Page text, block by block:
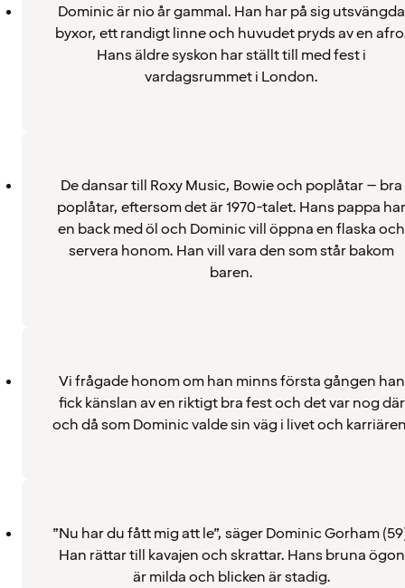
Dominic är nio år gammal. Han har på sig utsvängda
byxor, ett randigt linne och huvudet pryds av en
Hans äldre syskon har ställt till med fest i
vardagsrummet i London.
De dansar till Roxy Music, Bowie och poplåtar – bra
poplåtar, eftersom det är 1970-talet. Hans pappa har
en back med öl och Dominic vill öppna en flaska och
servera honom. Han vill vara den som står bakom
baren.
Vi frågade honom om han minns första gången han
fick känslan av en riktigt bra fest och det var nog där
och då som Dominic valde sin väg i livet och
”Nu har du fått mig att le”, säger Dominic Gorham
Han rättar till kavajen och skrattar. Hans bruna ögon
är milda och blicken är stadig.